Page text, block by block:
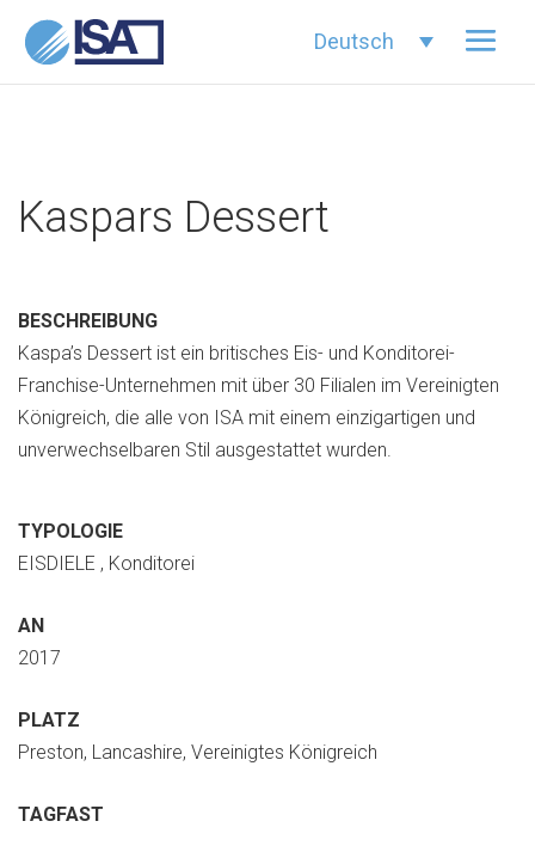
Deutsch
Kaspars Dessert
BESCHREIBUNG
Kaspa’s Dessert ist ein britisches Eis- und Konditorei-
Franchise-Unternehmen mit über 30 Filialen im Vereinigten
Königreich, die alle von ISA mit einem einzigartigen und
unverwechselbaren Stil ausgestattet wurden.
TYPOLOGIE
EISDIELE , Konditorei
AN
2017
PLATZ
Preston, Lancashire, Vereinigtes Königreich
TAGFAST